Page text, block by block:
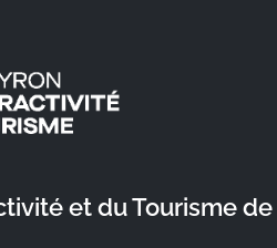
et du Tourisme de